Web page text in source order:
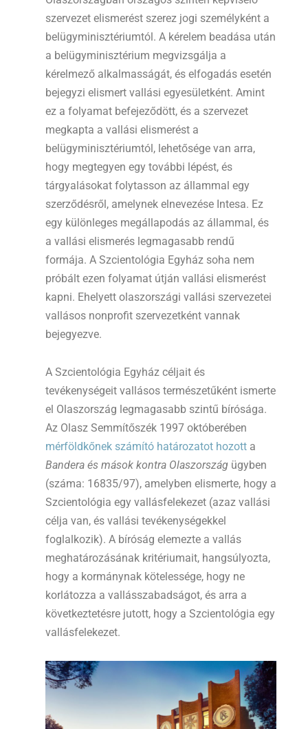
szervezet elismerést szerez jogi személyként a
belügyminisztériumtól. A kérelem beadása után
a belügyminisztérium megvizsgálja a
kérelmező alkalmasságát, és elfogadás esetén
bejegyzi elismert vallási egyesületként. Amint
ez a folyamat befejeződött, és a szervezet
megkapta a vallási elismerést a
belügyminisztériumtól, lehetősége van arra,
hogy megtegyen egy további lépést, és
tárgyalásokat folytasson az állammal egy
szerződésről, amelynek elnevezése Intesa. Ez
egy különleges megállapodás az állammal, és
a vallási elismerés legmagasabb rendű
formája. A Szcientológia Egyház soha nem
próbált ezen folyamat útján vallási elismerést
kapni. Ehelyett olaszországi vallási szervezetei
vallásos nonprofit szervezetként vannak
bejegyezve.
A Szcientológia Egyház céljait és
tevékenységeit vallásos természetűként ismerte
el Olaszország legmagasabb szintű bírósága.
Az Olasz Semmítőszék 1997 októberében
mérföldkőnek számító határozatot hozott a
Bandera és mások kontra Olaszország ügyben
(száma: 16835/97), amelyben elismerte, hogy a
Szcientológia egy vallásfelekezet (azaz vallási
célja van, és vallási tevékenységekkel
foglalkozik). A bíróság elemezte a vallás
meghatározásának kritériumait, hangsúlyozta,
hogy a kormánynak kötelessége, hogy ne
korlátozza a vallásszabadságot, és arra a
következtetésre jutott, hogy a Szcientológia egy
vallásfelekezet.